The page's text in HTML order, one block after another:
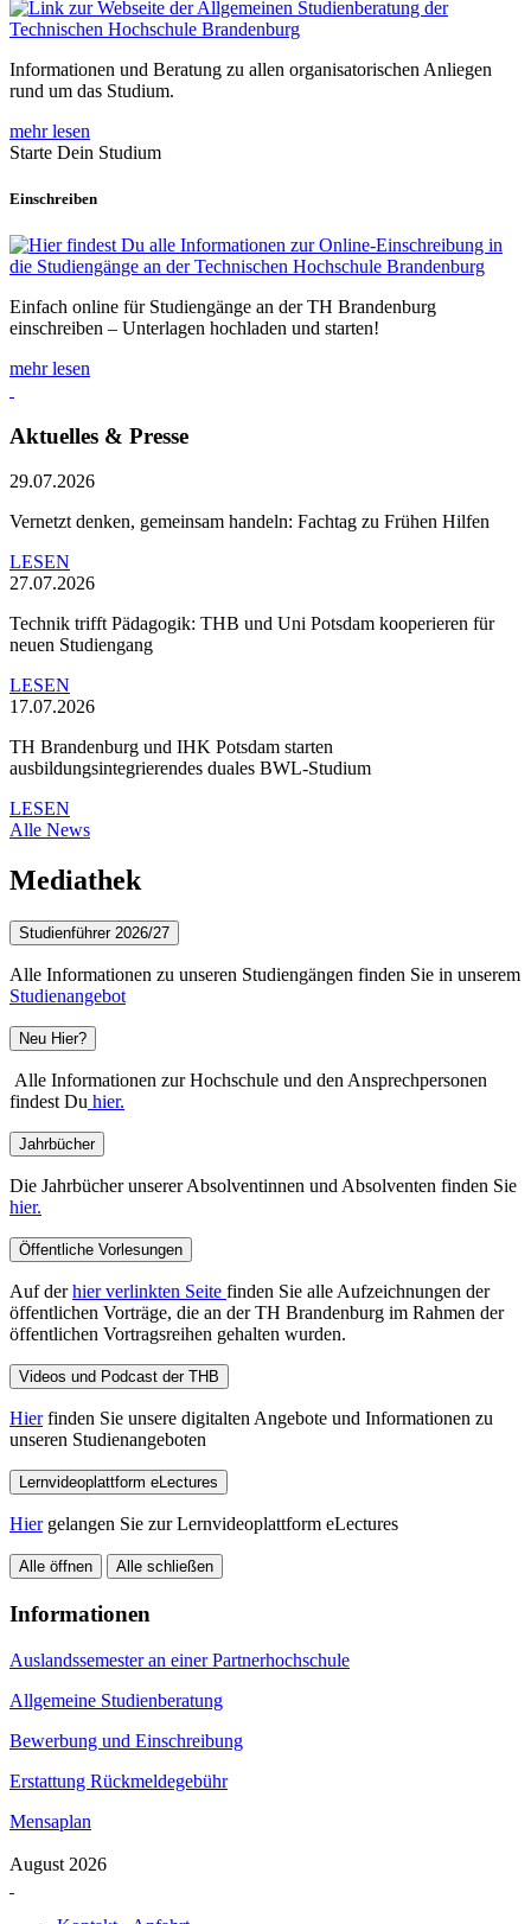
Informationen und Beratung zu allen organisatorischen Anliegen
rund um das Studium.
mehr lesen
Starte Dein Studium
Einschreiben
Einfach online für Studiengänge an der TH Brandenburg
einschreiben – Unterlagen hochladen und starten!
mehr lesen
Aktuelles & Presse
29.07.2026
Vernetzt denken, gemeinsam handeln: Fachtag zu Frühen Hilfen
LESEN
27.07.2026
Technik trifft Pädagogik: THB und Uni Potsdam kooperieren für
neuen Studiengang
LESEN
17.07.2026
TH Brandenburg und IHK Potsdam starten
ausbildungsintegrierendes duales BWL-Studium
LESEN
Alle News
Mediathek
Studienführer 2026/27
Alle Informationen zu unseren Studiengängen finden Sie in unserem
Studienangebot
Neu Hier?
Alle Informationen zur Hochschule und den Ansprechpersonen
findest Du hier.
Jahrbücher
Die Jahrbücher unserer Absolventinnen und Absolventen finden Sie
hier.
Öffentliche Vorlesungen
Auf derhier verlinkten Seite finden Sie alle Aufzeichnungen der
öffentlichen Vorträge, die an der TH Brandenburg im Rahmen der
öffentlichen Vortragsreihen gehalten wurden.
Videos und Podcast der THB
Hierfinden Sie unsere digitalten Angebote und Informationen zu
unseren Studienangeboten
Lernvideoplattform eLectures
Hiergelangen Sie zur Lernvideoplattform eLectures
Alle öffnen Alle schließen
Informationen
Auslandssemester an einer Partnerhochschule
Allgemeine Studienberatung
Bewerbung und Einschreibung
Erstattung Rückmeldegebühr
Mensaplan
August 2026